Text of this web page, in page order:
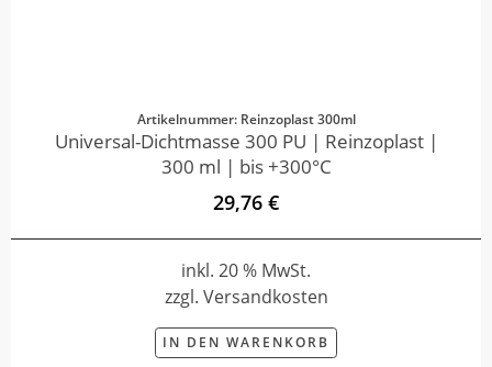
Artikelnummer: Reinzoplast 300ml
Universal-Dichtmasse 300 PU | Reinzoplast |
300 ml | bis +300°C
29,76 €
inkl. 20 % MwSt.
zzgl. Versandkosten
IN DEN WARENKORB